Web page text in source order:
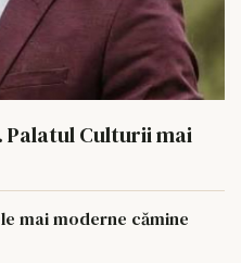
Palatul Culturii mai
mai moderne cămine